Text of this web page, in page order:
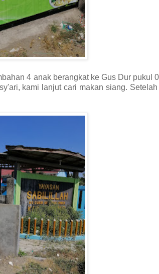
4 anak berangkat ke Gus Dur pukul
kami lanjut cari makan siang.